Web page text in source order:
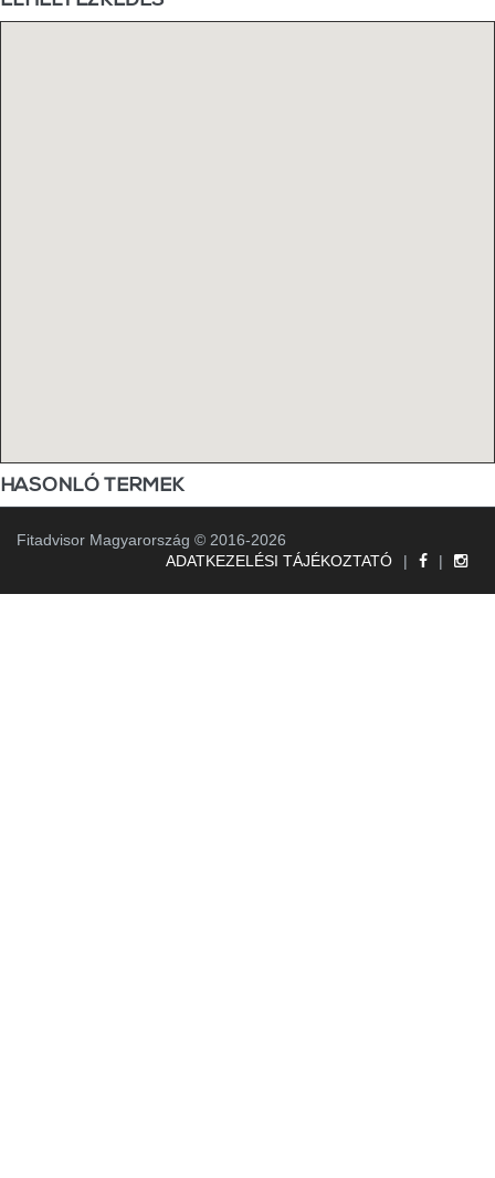
HASONLÓ TERMEK
Fitadvisor Magyarország © 2016-2026
ADATKEZELÉSI TÁJÉKOZTATÓ
| |